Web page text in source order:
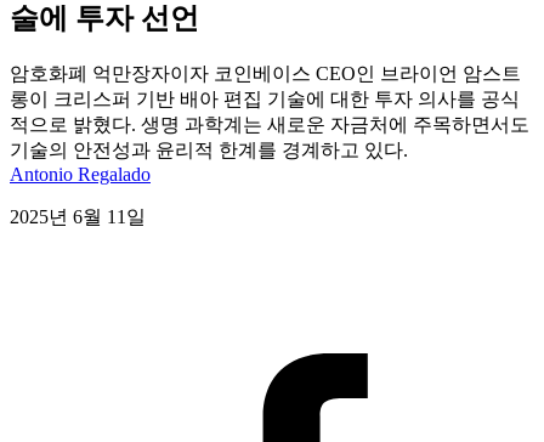
술에 투자 선언
암호화폐 억만장자이자 코인베이스 CEO인 브라이언 암스트
롱이 크리스퍼 기반 배아 편집 기술에 대한 투자 의사를 공식
적으로 밝혔다. 생명 과학계는 새로운 자금처에 주목하면서도
기술의 안전성과 윤리적 한계를 경계하고 있다.
Antonio Regalado
2025년 6월 11일